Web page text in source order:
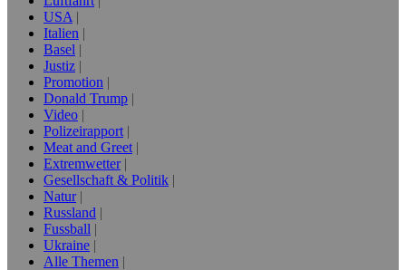
USA
Italien
Basel
Justiz
Promotion
Donald Trump
Video
Polizeirapport
Meat and Greet
Extremwetter
Gesellschaft & Politik
Natur
Russland
Fussball
Ukraine
Alle Themen